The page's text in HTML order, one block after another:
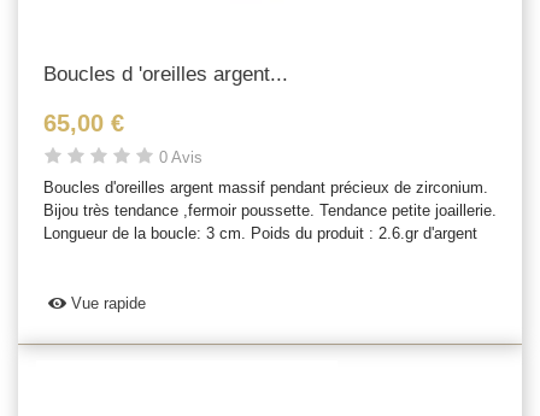
Boucles d 'oreilles argent...
65,00 €
0 Avis
Boucles d'oreilles argent massif pendant précieux de zirconium.
Bijou très tendance ,fermoir poussette. Tendance petite joaillerie.
Longueur de la boucle: 3 cm. Poids du produit : 2.6.gr d'argent
Vue rapide